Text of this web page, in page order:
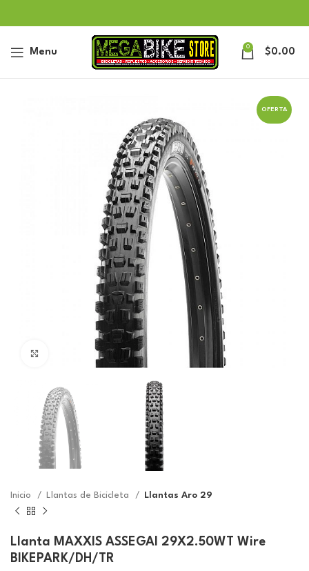
Menu 0 $0.00
OFERTA
Click to enlarge
Inicio Llantas de Bicicleta Llantas Aro 29
Llanta MAXXIS ASSEGAI 29X2.50WT Wire
BIKEPARK/DH/TR